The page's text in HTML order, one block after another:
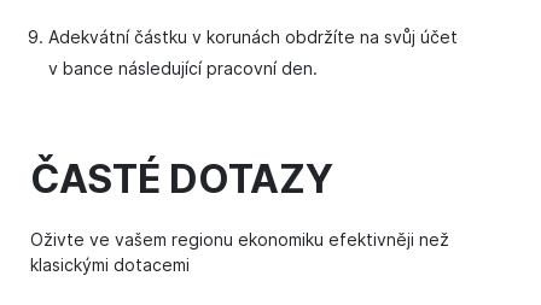
Adekvátní částku v korunách obdržíte na svůj účet
v bance následující pracovní den.
ČASTÉ DOTAZY
Oživte ve vašem regionu ekonomiku efektivněji než
klasickými dotacemi